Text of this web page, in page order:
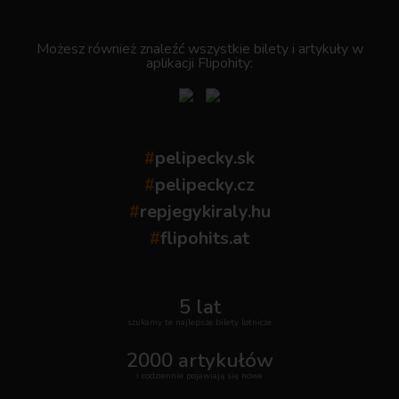
Możesz również znaleźć wszystkie bilety i artykuły w
aplikacji Flipohity:
#pelipecky.sk
#pelipecky.cz
#repjegykiraly.hu
#flipohits.at
5 lat
szukamy te najlepsze bilety lotnicze
2000 artykułów
i codziennie pojawiają się nowe